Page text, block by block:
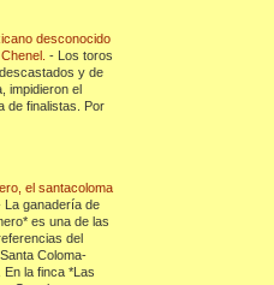
desconocido
Chenel.- Los toros
y de
impidieron el
de finalistas. Por
el santacoloma
La ganadería de
es una de las
del
Coloma-
En la finca *Las